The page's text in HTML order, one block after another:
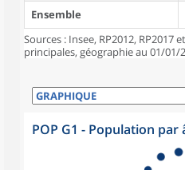
Ensemble
Sources : Insee, RP2012, RP2017
principales, géographie au 01/01/
POP G1 - Population par